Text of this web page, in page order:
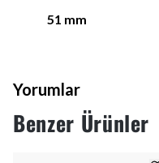
51 mm
Yorumlar
Benzer Ürünler